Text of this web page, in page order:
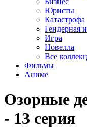
Юристы
Катастрофа
Гендерная
Игра
Новелла
Все
Фильмы
Аниме
Озорные
- 13 серия